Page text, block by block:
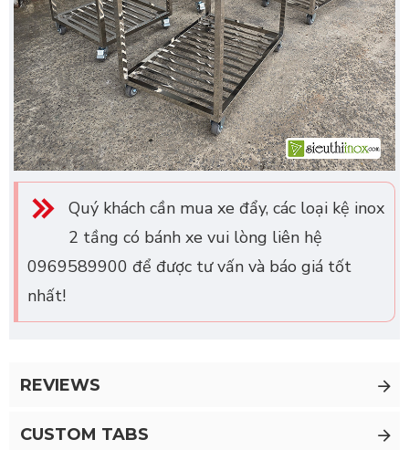
Quý khách cần mua xe đẩy, các loại kệ inox
2 tầng có bánh xe vui lòng liên hệ
0969589900 để được tư vấn và báo giá tốt
nhất!
REVIEWS
CUSTOM TABS